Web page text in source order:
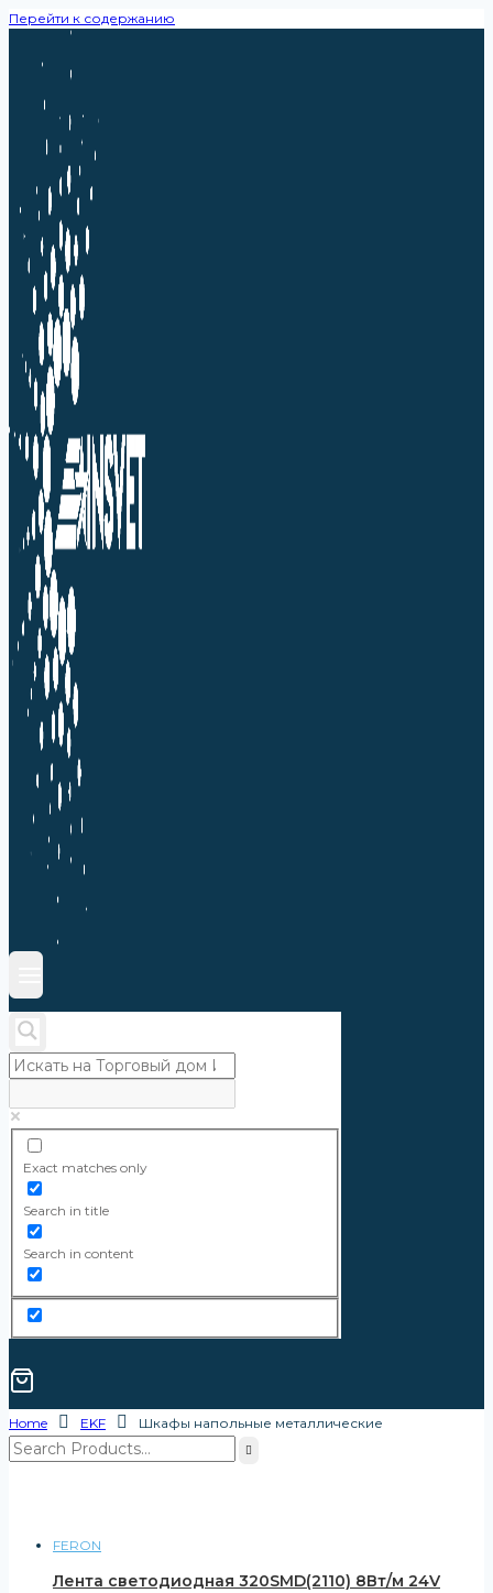
Перейти к содержанию
Exact matches only
Search in title
Search in content
Home EKF Шкафы напольные металлические
FERON
Лента светодиодная 320SMD(2110) 8Вт/м 24V